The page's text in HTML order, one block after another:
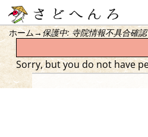
ホーム→保護中: 寺院情報不具合確認
Sorry, but you do not have